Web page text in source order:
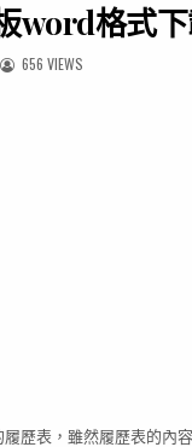
word格式
656 VIEWS
歷表，雖然履歷表的內